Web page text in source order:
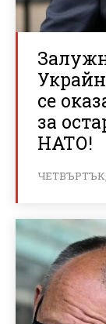
се
за
НАТО!
ЧЕТВЪРТЪК,